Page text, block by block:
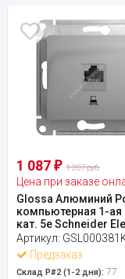
1 087 ₽ 1 207 руб.
Цена при заказе
Glossa Алюминий
компьютерная 1-ая
кат. 5е Schneider
Артикул:
Предзаказ
Склад Р#2 (1-2 дня): 77